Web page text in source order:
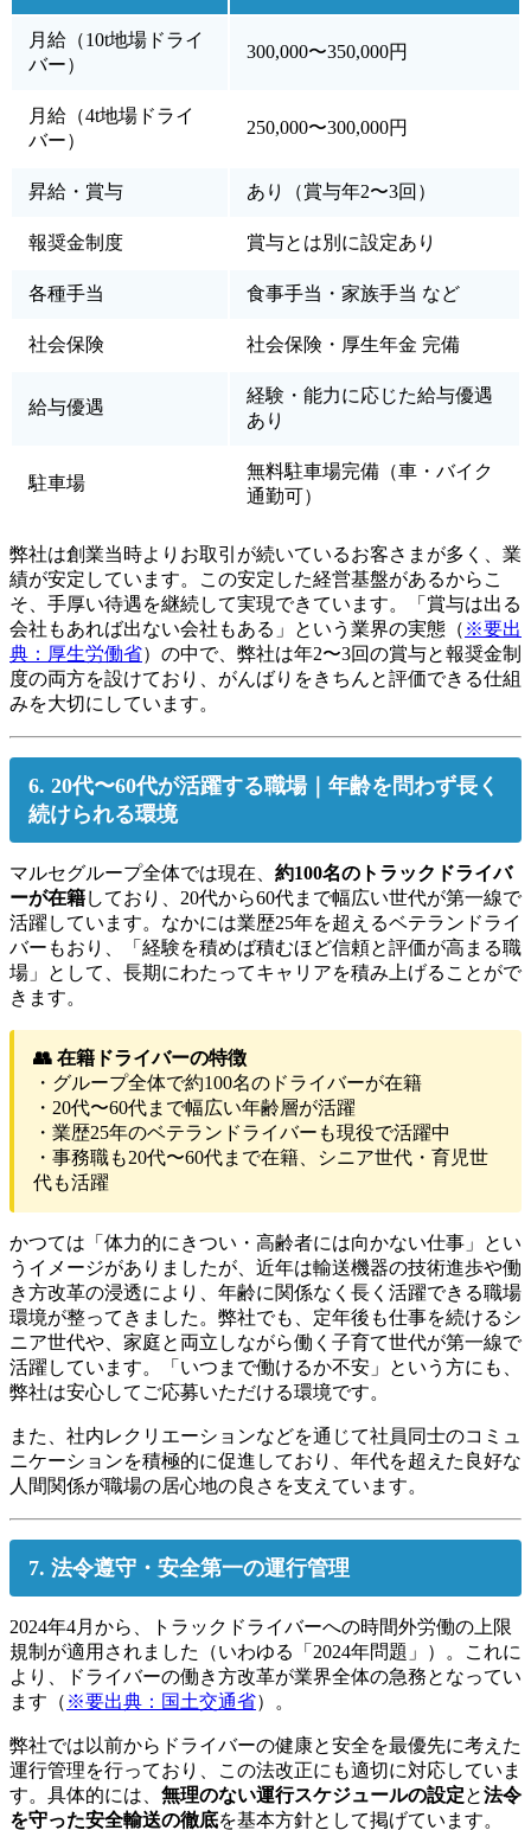
月給（10t地場ドライ
バー）
300,000〜350,000円
月給（4t地場ドライ
バー）
250,000〜300,000円
昇給・賞与 あり（賞与年2〜3回）
報奨金制度 賞与とは別に設定あり
各種手当 食事手当・家族手当 など
社会保険 社会保険・厚生年金 完備
給与優遇
経験・能力に応じた給与優遇
あり
駐車場
無料駐車場完備（車・バイク
通勤可）
弊社は創業当時よりお取引が続いているお客さまが多く、業
績が安定しています。この安定した経営基盤があるからこ
そ、手厚い待遇を継続して実現できています。「賞与は出る
会社もあれば出ない会社もある」という業界の実態（ ※要出
典：厚生労働省）の中で、弊社は年2〜3回の賞与と報奨金制
度の両方を設けており、がんばりをきちんと評価できる仕組
みを大切にしています。
6. 20代〜60代が活躍する職場｜年齢を問わず長く
続けられる環境
マルセグループ全体では現在、 約100名のトラックドライバ
ーが在籍しており、20代から60代まで幅広い世代が第一線で
活躍しています。なかには業歴25年を超えるベテランドライ
バーもおり、「経験を積めば積むほど信頼と評価が高まる職
場」として、長期にわたってキャリアを積み上げることがで
きます。
👥 在籍ドライバーの特徴
・グループ全体で約100名のドライバーが在籍
・20代〜60代まで幅広い年齢層が活躍
・業歴25年のベテランドライバーも現役で活躍中
・事務職も20代〜60代まで在籍、シニア世代・育児世
代も活躍
かつては「体力的にきつい・高齢者には向かない仕事」とい
うイメージがありましたが、近年は輸送機器の技術進歩や働
き方改革の浸透により、年齢に関係なく長く活躍できる職場
環境が整ってきました。弊社でも、定年後も仕事を続けるシ
ニア世代や、家庭と両立しながら働く子育て世代が第一線で
活躍しています。「いつまで働けるか不安」という方にも、
弊社は安心してご応募いただける環境です。
また、社内レクリエーションなどを通じて社員同士のコミュ
ニケーションを積極的に促進しており、年代を超えた良好な
人間関係が職場の居心地の良さを支えています。
7. 法令遵守・安全第一の運行管理
2024年4月から、トラックドライバーへの時間外労働の上限
規制が適用されました（いわゆる「2024年問題」）。これに
より、ドライバーの働き方改革が業界全体の急務となってい
ます（ ※要出典：国土交通省）。
弊社では以前からドライバーの健康と安全を最優先に考えた
運行管理を行っており、この法改正にも適切に対応していま
す。具体的には、 無理のない運行スケジュールの設定と法令
を守った安全輸送の徹底を基本方針として掲げています。